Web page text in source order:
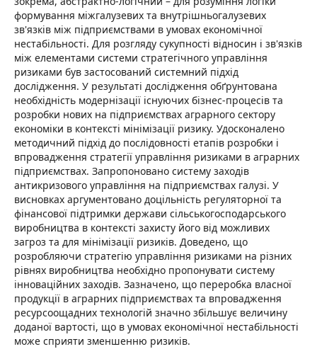
формування міжгалузевих та внутрішньогалузевих
зв'язків між підприємствами в умовах економічної
нестабільності. Для розгляду сукупності відносин і зв'язків
між елементами системи стратегічного управління
ризиками був застосований системний підхід
дослідження. У результаті дослідження обґрунтована
необхідність модернізації існуючих бізнес-процесів та
розробки нових на підприємствах аграрного сектору
економіки в контексті мінімізації ризику. Удосконалено
методичний підхід до послідовності етапів розробки і
впровадження стратегії управління ризиками в аграрних
підприємствах. Запропоновано систему заходів
антикризового управління на підприємствах галузі. У
висновках аргументовано доцільність регуляторної та
фінансової підтримки держави сільськогосподарського
виробництва в контексті захисту його від можливих
загроз та для мінімізації ризиків. Доведено, що
розробляючи стратегію управління ризиками на різних
рівнях виробництва необхідно пропонувати систему
інноваційних заходів. Зазначено, що переробка власної
продукції в аграрних підприємствах та впровадження
ресурсоощадних технологій значно збільшує величину
доданої вартості, що в умовах економічної нестабільності
може сприяти зменшенню ризиків.